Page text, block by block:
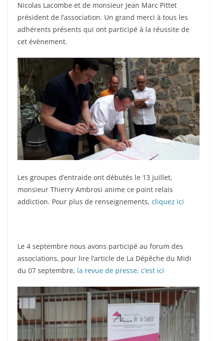
Nicolas Lacombe et de monsieur Jean Marc Pittet
président de l’association. Un grand merci à tous les
adhérents présents qui ont participé à la réussite de
cet évènement.
Les groupes d’entraide ont débutés le 13 juillet,
monsieur Thierry Ambrosi anime ce point relais
addiction. Pour plus de renseignements, cliquez ici
Le 4 septembre nous avons participé au forum des
associations, pour lire l’article de La Dépêche du Midi
du 07 septembre, la revue de presse, c’est ici